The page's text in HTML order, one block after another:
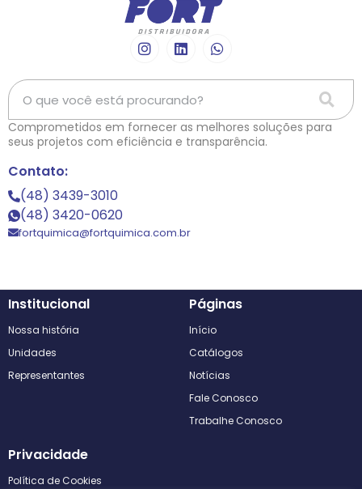
Comprometidos em fornecer as melhores soluções para
seus projetos com eficiência e transparência.
Contato:
(48) 3439-3010
(48) 3420-0620
fortquimica@fortquimica.com.br
Institucional
Nossa história
Unidades
Representantes
Páginas
Início
Catálogos
Notícias
Fale Conosco
Trabalhe Conosco
Privacidade
Política de Cookies